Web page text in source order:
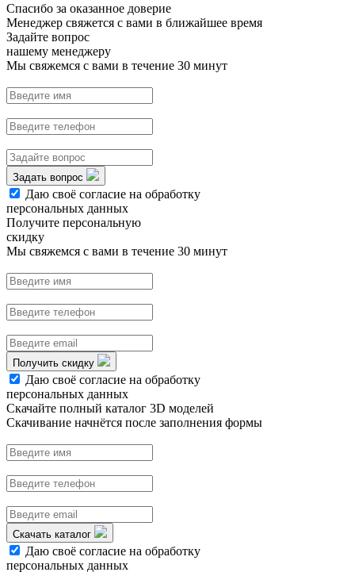
Спасибо за оказанное доверие
Менеджер свяжется с вами в ближайшее время
Задайте вопрос
нашему менеджеру
Мы свяжемся с вами в течение 30 минут
Задать вопрос
Даю своё согласие на обработку
персональных данных
Получите персональную
скидку
Мы свяжемся с вами в течение 30 минут
Получить скидку
Даю своё согласие на обработку
персональных данных
Скачайте полный каталог 3D моделей
Скачивание начнётся после заполнения формы
Скачать каталог
Даю своё согласие на обработку
персональных данных